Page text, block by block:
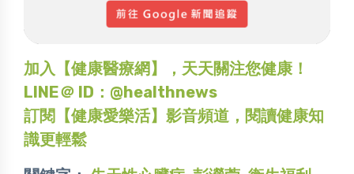
加入【健康醫療網】，天天關注您健康！
LINE＠ ID：@healthnews
訂閱【健康愛樂活】影音頻道，閱讀健康知
識更輕鬆